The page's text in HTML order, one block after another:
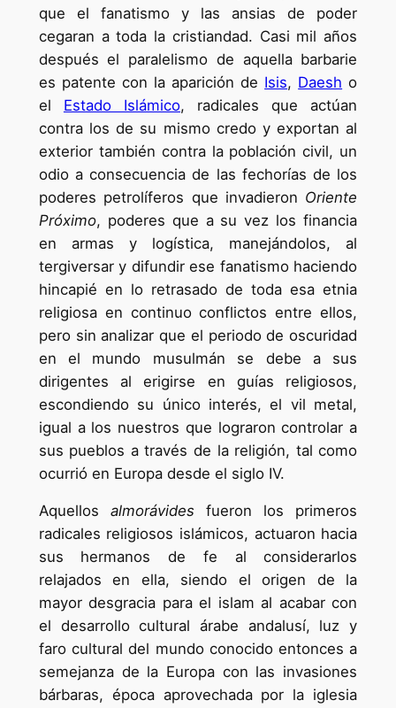
que el fanatismo y las ansias de poder
cegaran a toda la cristiandad. Casi mil años
después el paralelismo de aquella barbarie
es patente con la aparición de Isis, Daesh o
el Estado Islámico, radicales que actúan
contra los de su mismo credo y exportan al
exterior también contra la población civil, un
odio a consecuencia de las fechorías de los
poderes petrolíferos que invadieron Oriente
Próximo, poderes que a su vez los financia
en armas y logística, manejándolos, al
tergiversar y difundir ese fanatismo haciendo
hincapié en lo retrasado de toda esa etnia
religiosa en continuo conflictos entre ellos,
pero sin analizar que el periodo de oscuridad
en el mundo musulmán se debe a sus
dirigentes al erigirse en guías religiosos,
escondiendo su único interés, el vil metal,
igual a los nuestros que lograron controlar a
sus pueblos a través de la religión, tal como
ocurrió en Europa desde el siglo IV.
Aquellos almorávides fueron los primeros
radicales religiosos islámicos, actuaron hacia
sus hermanos de fe al considerarlos
relajados en ella, siendo el origen de la
mayor desgracia para el islam al acabar con
el desarrollo cultural árabe andalusí, luz y
faro cultural del mundo conocido entonces a
semejanza de la Europa con las invasiones
bárbaras, época aprovechada por la iglesia